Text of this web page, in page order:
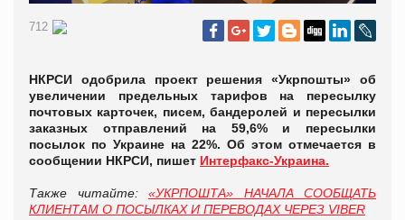
712
НКРСИ одобрила проект решения «Укрпошты» об
увеличении предельных тарифов на пересылку
почтовых карточек, писем, бандеролей и пересылки
заказных отправлений на 59,6% и пересылки
посылок по Украине на 22%. Об этом отмечается в
сообщении НКРСИ, пишет Интерфакс-Украина.
Также читайте: «УКРПОШТА» НАЧАЛА СООБЩАТЬ
КЛИЕНТАМ О ПОСЫЛКАХ И ПЕРЕВОДАХ ЧЕРЕЗ VIBER